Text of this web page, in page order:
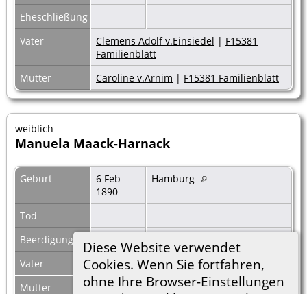
Diese Website verwendet
Cookies. Wenn Sie fortfahren,
ohne Ihre Browser-Einstellungen
Eheschließung
Vater
Clemens Adolf v.Einsiedel | F15381
Familienblatt
Mutter
Caroline v.Arnim | F15381 Familienblatt
weiblich
Manuela Maack-Harnack
Geburt
6 Feb
1890
Hamburg
Tod
Beerdigung
Vater
Mutter